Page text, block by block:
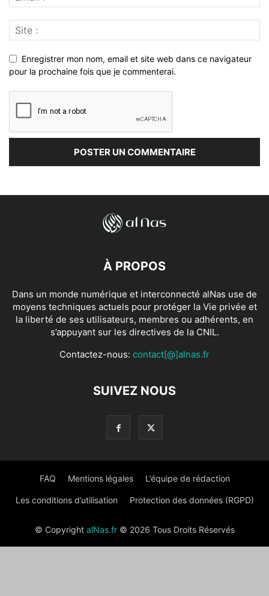
Enregistrer mon nom, email et site web dans ce navigateur
pour la prochaine fois que je commenterai.
À PROPOS
Dans un monde numérique et interconnecté alNas use de
moyens techniques actuels pour protéger la Vie privée et
la liberté de ses utilisateurs, membres ou adhérents, en
s’appuyant sur les directives de la CNIL.
Contactez-nous: contact[@]alnas.fr
SUIVEZ NOUS
FAQ Mentions légales L’équipe de rédaction
Les conditions d’utilisation Protection des données (RGPD)
© Copyright alNas.fr© 2026 Tous Droits Réservés